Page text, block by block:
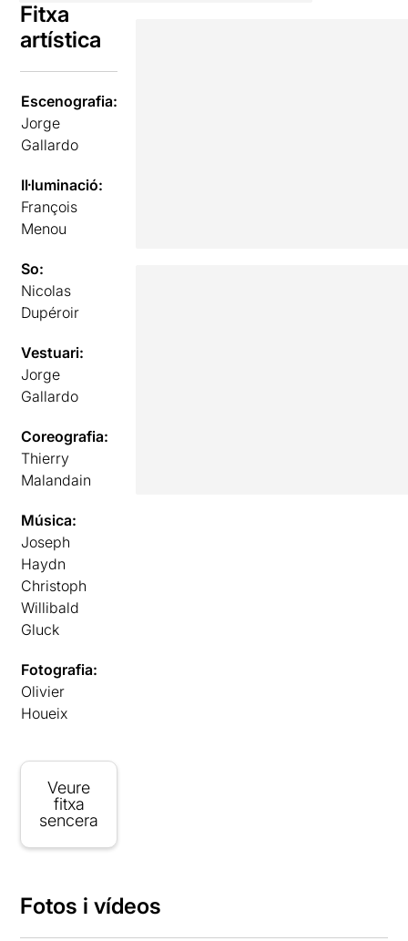
Fitxa
artística
Escenografia:
Jorge
Gallardo
Il·luminació:
François
Menou
So:
Nicolas
Dupéroir
Vestuari:
Jorge
Gallardo
Coreografia:
Thierry
Malandain
Música:
Joseph
Haydn
Christoph
Willibald
Gluck
Fotografia:
Olivier
Houeix
Veure
fitxa
sencera
Fotos i vídeos